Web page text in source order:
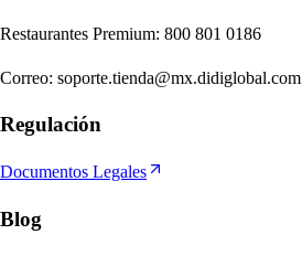
Restaurantes Premium: 800 801 0186
Correo: soporte.tienda@mx.didiglobal.com
Regulación
Documentos Legales
Blog